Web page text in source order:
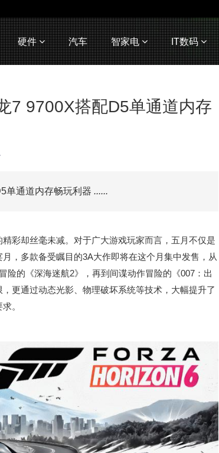
硬件 汽车 智家电 IT数码
7 9700X搭配D5单通道内存
.
单通道内存畅玩利器 ......
彩却丝毫未减。对于广大游戏玩家而言，五月不仅是
，多款备受瞩目的3A大作即将在这个月集中发售，从
险的《深海迷航2》，再到间谍动作冒险的《007：出
更通过动态光影、物理破坏系统等技术，大幅提升了
。